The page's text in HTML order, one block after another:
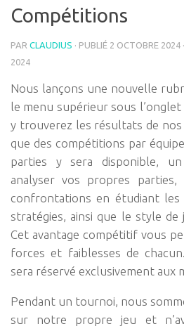
Compétitions
PAR CLAUDIUS · PUBLIÉ 2 OCTOBRE 2024
2024
Nous lançons une nouvelle
le menu supérieur sous l’onglet
y trouverez les résultats de
que des compétitions par
parties y sera disponible,
analyser vos propres
confrontations en étudiant les
stratégies, ainsi que le style de
Cet avantage compétitif vous
forces et faiblesses de
sera réservé exclusivement aux
Pendant un tournoi, nous
sur notre propre jeu et